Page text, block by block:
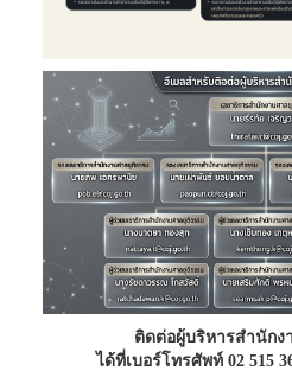
ติดต่อผู้บริหารสำนักง
ได้ที่เบอร์โทรศัพท์ 02 515